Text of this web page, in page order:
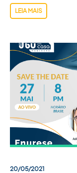
LEIA MAIS
20/05/2021